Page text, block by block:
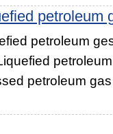
petroleum
petroleum
petroleum